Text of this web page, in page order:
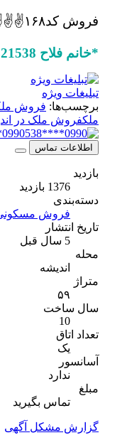
فروش کد۱۶۸✌✌✌
*خانم فلاح 09908821538*
تبلیغات ویژه
برچسب‌ها:فروش ملک
فروش ملک در اندیشه
0990****538
اطلاعات تماس
دسته‌بندی
فروش مسکونی
تاریخ انتشار
اندیشه
سال ساخت
تعداد اتاق
آسانسور
تماس بگیرید
گزارش مشکل آگهی